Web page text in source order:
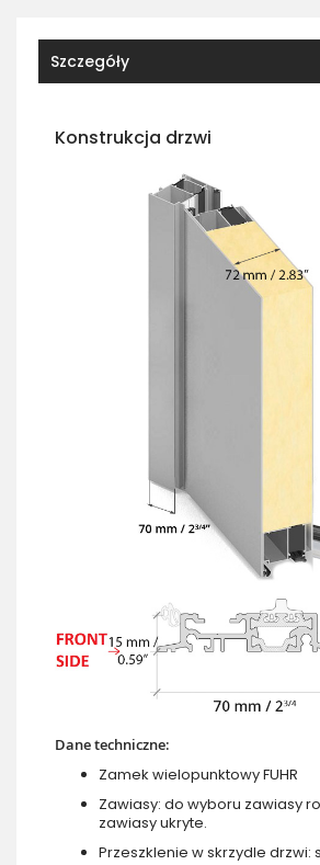
Szczegóły